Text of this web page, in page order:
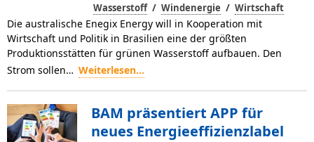
Wasserstoff / Windenergie / Wirtschaft
Die australische Enegix Energy will in Kooperation mit
Wirtschaft und Politik in Brasilien eine der größten
Produktionsstätten für grünen Wasserstoff aufbauen. Den
Strom sollen… Weiterlesen...
BAM präsentiert APP für
neues Energieeffizienzlabel